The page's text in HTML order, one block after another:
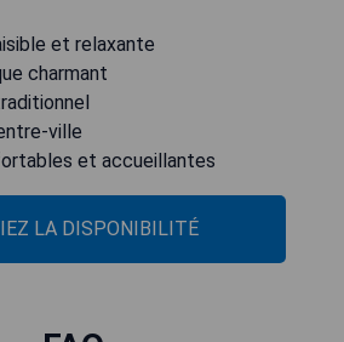
et relaxante
charmant
ville
et accueillantes
LA DISPONIBILITÉ